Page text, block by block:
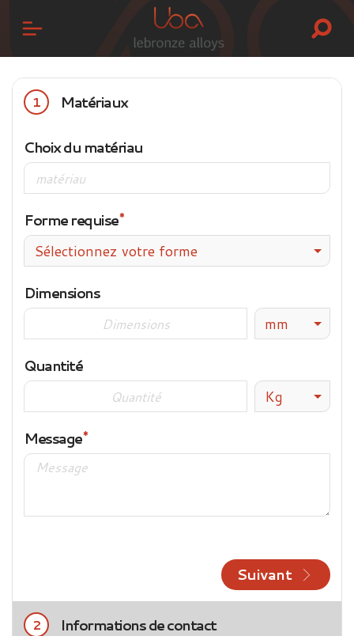
1 Matériaux
Choix du matériau
Forme requise
Sélectionnez votre forme
Dimensions
mm
Quantité
Kg
Message
Suivant
2 Informations de contact